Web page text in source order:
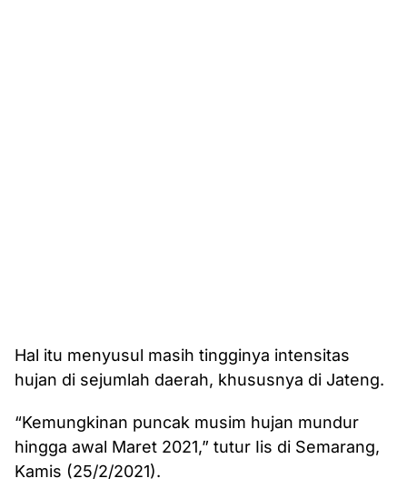
Hal itu menyusul masih tingginya intensitas
hujan di sejumlah daerah, khususnya di Jateng.
“Kemungkinan puncak musim hujan mundur
hingga awal Maret 2021,” tutur Iis di Semarang,
Kamis (25/2/2021).